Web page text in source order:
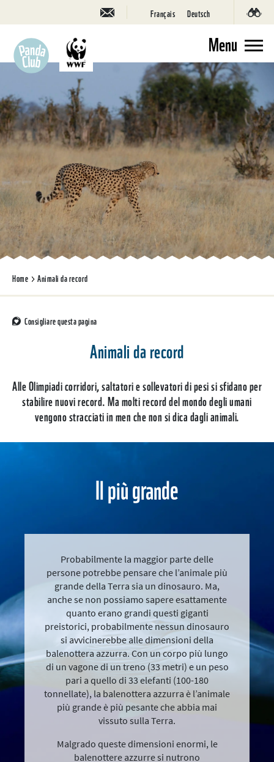
Français Deutsch
Menu
Home Animali da record
Consigliare questa pagina
Animali da record
Alle Olimpiadi corridori, saltatori e sollevatori di pesi si sfidano per
stabilire nuovi record. Ma molti record del mondo degli umani
vengono stracciati in men che non si dica dagli animali.
Il più grande
Probabilmente la maggior parte delle
persone potrebbe pensare che l’animale più
grande della Terra sia un dinosauro. Ma,
anche se non possiamo sapere esattamente
quanto erano grandi questi giganti
preistorici, probabilmente nessun dinosauro
si avvicinerebbe alle dimensioni della
balenottera azzurra. Con un corpo più lungo
di un vagone di un treno (33 metri) e un peso
pari a quello di 33 elefanti (100-180
tonnellate), la balenottera azzurra è l’animale
più grande è più pesante che abbia mai
vissuto sulla Terra.
Malgrado queste dimensioni enormi, le
balenottere azzurre si nutrono